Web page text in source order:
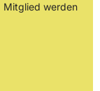
Mitglied werden